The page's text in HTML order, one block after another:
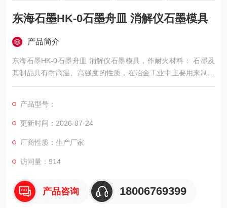
东海石墨HK-0石墨舟皿 消解仪石墨模具
产品简介
东海石墨HK-0石墨舟皿 消解仪石墨模具，作耐火材料： 石墨及
其制品具有耐高温、高强度的性质，在冶金工业中主要用来制造
石墨坩埚，在炼钢中常用石墨作钢锭之保护剂，冶金炉的内衬。
产品型号：
更新时间：2026-07-24
厂商性质：生产厂家
访问量：914
产品咨询 18006769399